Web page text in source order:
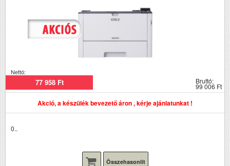
Nettó:
77 958 Ft Bruttó:
99 006 Ft
Akció, a készülék bevezető áron , kérje ajánlatunkat !
0..
Összehasonlít